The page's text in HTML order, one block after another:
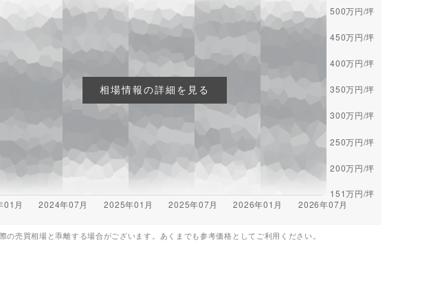
相場情報の詳細を見る
売買相場と乖離する場合がございます。あくまでも参考価格としてご利用ください。